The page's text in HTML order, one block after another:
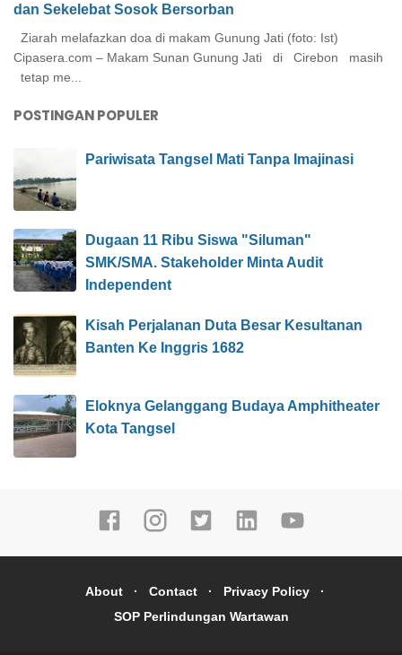
dan Sekelebat Sosok Bersorban
Ziarah melafazkan doa di makam Gunung Jati (foto: Ist)
Cipasera.com – Makam Sunan Gunung Jati di Cirebon masih
tetap me...
POSTINGAN POPULER
Pariwisata Tangsel Mati Tanpa Imajinasi
Dugaan 11 Ribu Siswa "Siluman"
SMK/SMA. Stakeholder Minta Audit
Independent
Kisah Perjalanan Duta Besar Kesultanan
Banten Ke Inggris 1682
Eloknya Gelanggang Budaya Amphitheater
Kota Tangsel
About Contact
Privacy Policy
SOP Perlindungan Wartawan